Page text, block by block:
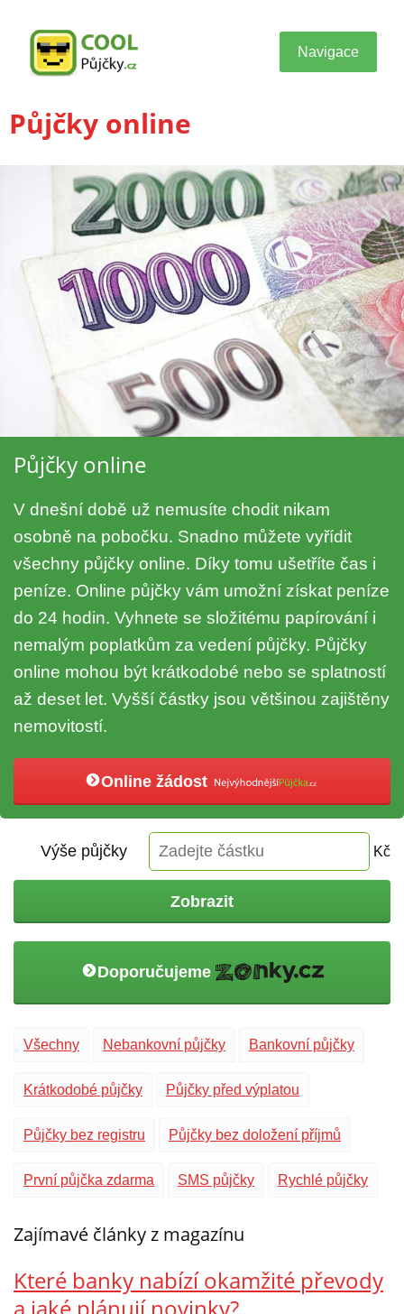
Navigace
Půjčky online
Půjčky online
V dnešní době už nemusíte chodit nikam
osobně na pobočku. Snadno můžete vyřídit
všechny půjčky online. Díky tomu ušetříte čas i
peníze. Online půjčky vám umožní získat peníze
do 24 hodin. Vyhnete se složitému papírování i
nemalým poplatkům za vedení půjčky. Půjčky
online mohou být krátkodobé nebo se splatností
až deset let. Vyšší částky jsou většinou zajištěny
nemovitostí.
Online žádost
Výše půjčky Kč
Zobrazit
Doporučujeme
Všechny Nebankovní půjčky Bankovní půjčky
Krátkodobé půjčky Půjčky před výplatou
Půjčky bez registru Půjčky bez doložení příjmů
První půjčka zdarma SMS půjčky Rychlé půjčky
Zajímavé články z magazínu
Které banky nabízí okamžité převody